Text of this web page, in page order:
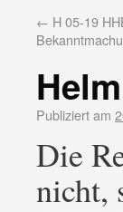
← H 05-19
Publiziert am
Die
nicht,